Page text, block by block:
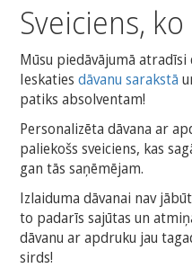
Sveiciens,
Mūsu piedāvājumā atradīsi
Ieskatiesdāvanu sarakstā
patiks absolventam!
Personalizēta dāvana ar
paliekošs sveiciens, kas
gan tās saņēmējam.
Izlaiduma dāvanai nav
to padarīs sajūtas un
dāvanu ar apdruku jau
sirds!